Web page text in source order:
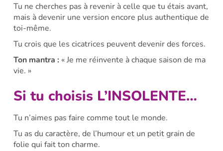
Tu ne cherches pas à revenir à celle que tu étais avant,
mais à devenir une version encore plus authentique de
toi-même.
Tu crois que les cicatrices peuvent devenir des forces.
Ton mantra : « Je me réinvente à chaque saison de ma
vie. »
Si tu choisis L’INSOLENTE…
Tu n’aimes pas faire comme tout le monde.
Tu as du caractère, de l’humour et un petit grain de
folie qui fait ton charme.